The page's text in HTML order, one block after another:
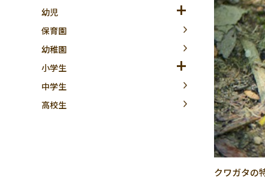
幼児
保育園
幼稚園
小学生
中学生
高校生
クワガタの